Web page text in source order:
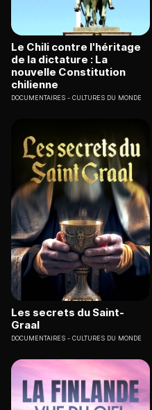
Le Chili contre l'héritage
de la dictature : La
nouvelle Constitution
chilienne
DOCUMENTAIRES CULTURES DU MONDE
Les secrets du Saint-
Graal
DOCUMENTAIRES CULTURES DU MONDE